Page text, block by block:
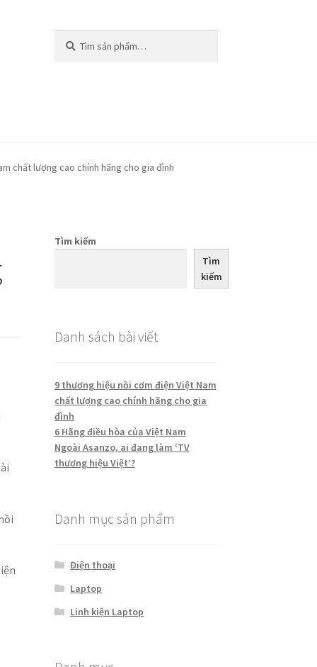
kiếm:
kiếm
chất lượng cao chính hãng cho gia đình
Tìm kiếm
Tìm
kiếm
Danh sách bài viết
9 thương hiệu nồi cơm điện Việt Nam
chất lượng cao chính hãng cho gia
đình
6 Hãng điều hòa của Việt Nam
Ngoài Asanzo, ai đang làm ‘TV
thương hiệu Việt’?
Danh mục sản phẩm
Điện thoại
Laptop
Linh kiện Laptop